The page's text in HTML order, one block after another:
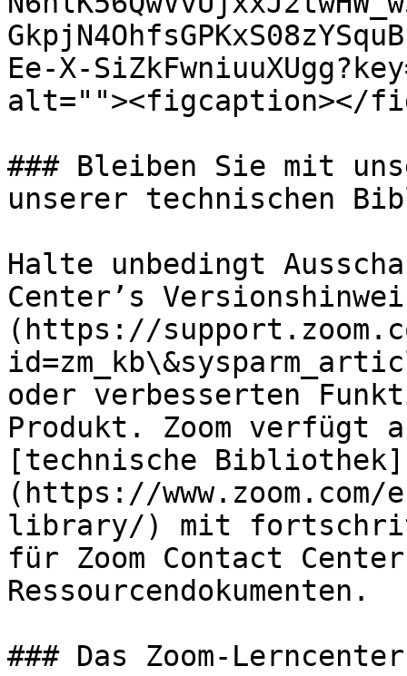
Ee-X-
alt=""><figcaption></
### Bleiben Sie mit
unserer technischen
Halte unbedingt
Center’s
(https://
oder verbesserten
Produkt. Zoom verfügt
[technische Bibliothek]
(https://
library/) mit
für Zoom Contact
Ressourcendokumenten.
### Das Zoom-